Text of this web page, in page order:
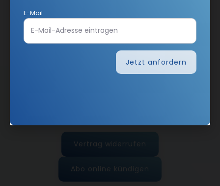
Vertrag widerrufen
Abo online kündigen
E-Mail
Jetzt anfordern